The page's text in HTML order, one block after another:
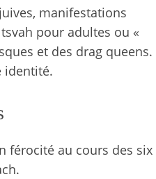
manifestations
pour adultes ou «
et des drag queens.
identité.
férocité au cours des six